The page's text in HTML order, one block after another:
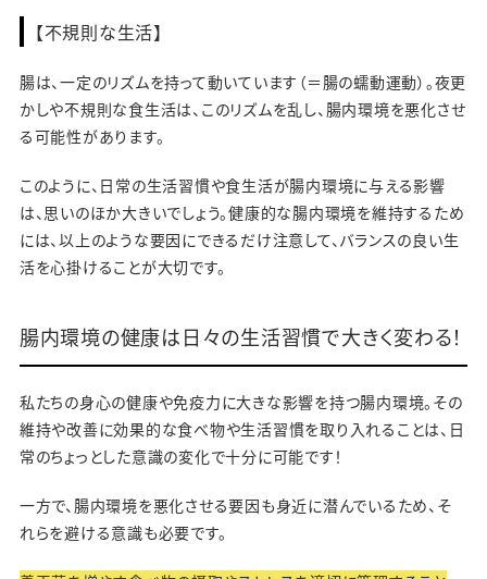
【不規則な生活】
腸は、一定のリズムを持って動いています（＝腸の蠕動運動）。夜更
かしや不規則な食生活は、このリズムを乱し、腸内環境を悪化させ
る可能性があります。
このように、日常の生活習慣や食生活が腸内環境に与える影響
は、思いのほか大きいでしょう。健康的な腸内環境を維持するため
には、以上のような要因にできるだけ注意して、バランスの良い生
活を心掛けることが大切です。
腸内環境の健康は日々の生活習慣で大きく変わる！
私たちの身心の健康や免疫力に大きな影響を持つ腸内環境。その
維持や改善に効果的な食べ物や生活習慣を取り入れることは、日
常のちょっとした意識の変化で十分に可能です！
一方で、腸内環境を悪化させる要因も身近に潜んでいるため、そ
れらを避ける意識も必要です。